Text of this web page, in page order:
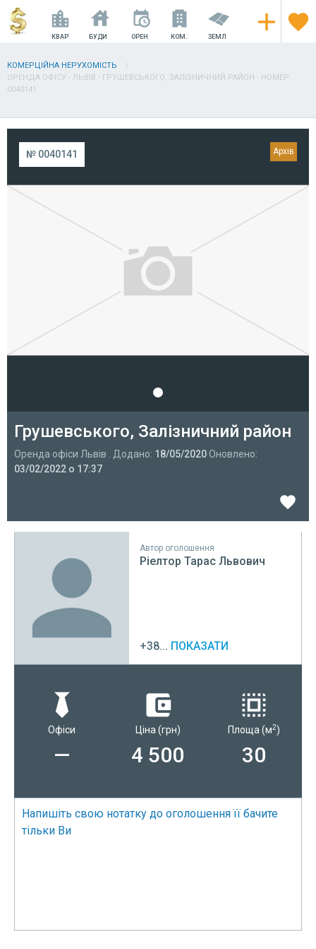
КВАРТИРИ БУДИНКИ ОРЕНДА КОМ.НЕРУХОМІСТЬ
ЗЕМЛЯ
КОМЕРЦІЙНА НЕРУХОМІСТЬ
ОРЕНДА ОФІСУ - ЛЬВІВ - ГРУШЕВСЬКОГО, ЗАЛІЗНИЧНИЙ РАЙОН - НОМЕР
0040141
№ 0040141
Грушевського, Залізничний район
Оренда офіси Львів . Додано: 18/05/2020 Оновлено:
03/02/2022 о 17:37
Автор оголошення
Ріелтор Тарас Львович
+38... ПОКАЗАТИ
Офіси
—
Ціна (грн)
4 500
Площа (м2)
30
Напишіть свою нотатку до оголошення її бачите
тільки Ви